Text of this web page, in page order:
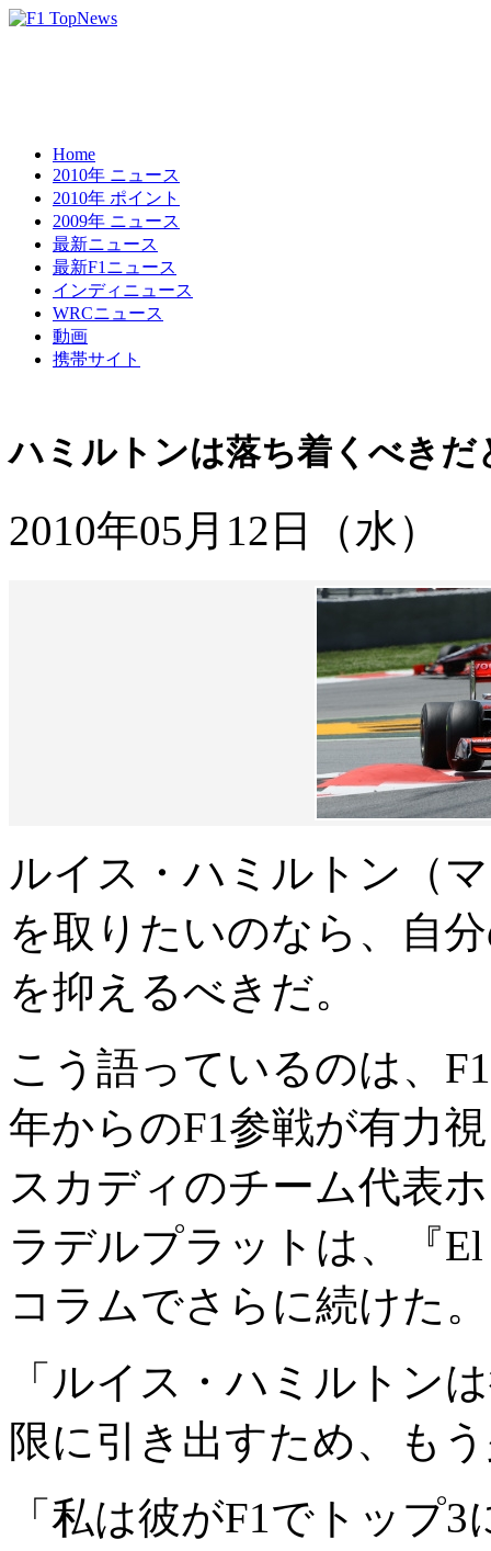
Home
2010年 ニュース
2010年 ポイント
2009年 ニュース
最新ニュース
最新F1ニュース
インディニュース
WRCニュース
動画
携帯サイト
ハミルトンは落ち着くべきだ
2010年05月12日（水）
ルイス・ハミルトン（
を取りたいのなら、自
を抑えるべきだ。
こう語っているのは、
年からのF1参戦が有力
スカディのチーム代表
ラデルプラットは、『
コラムでさらに続けた。
「ルイス・ハミルトン
限に引き出すため、も
「私は彼がF1でトップ